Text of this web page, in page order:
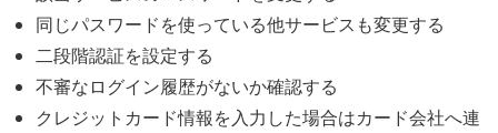
同じパスワードを使っている他サービスも変更する
二段階認証を設定する
不審なログイン履歴がないか確認する
クレジットカード情報を入力した場合はカード会社へ連